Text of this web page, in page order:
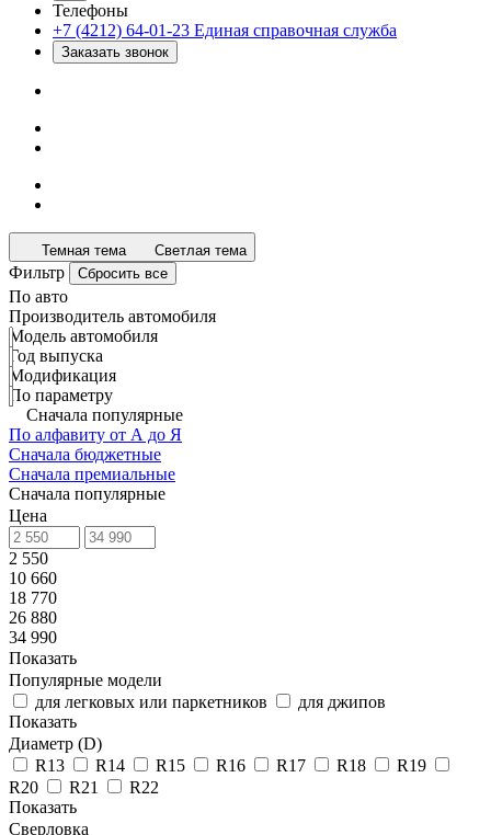
Телефоны
+7 (4212) 64-01-23 Единая справочная служба
Заказать звонок
Темная тема Светлая тема
Фильтр Сбросить все
По авто
Производитель автомобиля
Модель автомобиля
Год выпуска
Модификация
По параметру
Сначала популярные
По алфавиту от А до Я
Сначала бюджетные
Сначала премиальные
Сначала популярные
Цена
2 550
10 660
18 770
26 880
34 990
Показать
Популярные модели
для легковых или паркетников
для джипов
Показать
Диаметр (D)
R13
R14 R15 R16 R17 R18
R19
R20
R21
R22
Показать
Сверловка